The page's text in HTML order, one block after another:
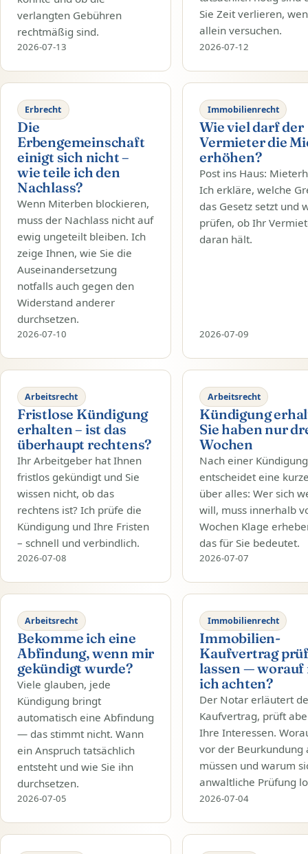
verlangten Gebühren
rechtmäßig sind.
2026-07-13
Sie Zeit verlieren,
allein versuchen.
2026-07-12
Erbrecht
Die
Erbengemeinschaft
einigt sich nicht –
wie teile ich den
Nachlass?
Wenn Miterben blockieren,
muss der Nachlass nicht auf
ewig ungeteilt bleiben. Ich
zeige Ihnen, wie Sie die
Auseinandersetzung
notfalls auch gegen den
Widerstand anderer
durchsetzen.
2026-07-10
Immobilienrecht
Wie viel darf der
Vermieter die
erhöhen?
Post ins Haus:
Ich erkläre, welche
das Gesetz setzt und
prüfen, ob Ihr
daran hält.
2026-07-09
Arbeitsrecht
Fristlose Kündigung
erhalten – ist das
überhaupt rechtens?
Ihr Arbeitgeber hat Ihnen
fristlos gekündigt und Sie
wissen nicht, ob das
rechtens ist? Ich prüfe die
Kündigung und Ihre Fristen
– schnell und verbindlich.
2026-07-08
Arbeitsrecht
Kündigung
Sie haben nur
Wochen
Nach einer Kündigung
entscheidet eine
über alles: Wer sich
will, muss innerhalb
Wochen Klage
das für Sie bedeutet.
2026-07-07
Arbeitsrecht
Bekomme ich eine
Abfindung, wenn mir
gekündigt wurde?
Viele glauben, jede
Kündigung bringt
automatisch eine Abfindung
— das stimmt nicht. Wann
ein Anspruch tatsächlich
entsteht und wie Sie ihn
durchsetzen.
2026-07-05
Immobilienrecht
Immobilien-
Kaufvertrag
lassen — worauf
ich achten?
Der Notar erläutert
Kaufvertrag, prüft
Ihre Interessen.
vor der Beurkundung
müssen und warum
anwaltliche Prüfung
2026-07-04